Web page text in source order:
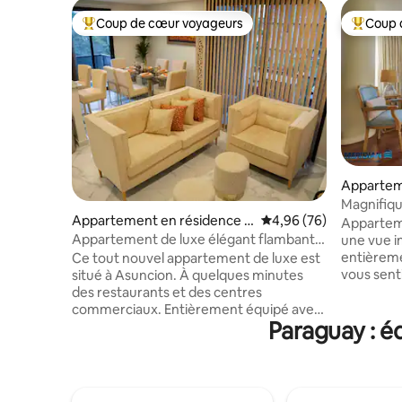
Coups de cœur voyageurs les plus appréciés
Coup de cœur voyageurs
Appartement en résidence ⋅
Asunción
Évaluation moyenne
4,96 (76)
Appartement de luxe élégant flambant
neuf. Molas Lopez Av
Ce tout nouvel appartement de luxe est
situé à Asuncion. À quelques minutes
des restaurants et des centres
commerciaux. Entièrement équipé avec
tout le confort pour offrir un séjour
Coups
Coup
unción
une vue
vous
5 étoiles.
Paraguay :